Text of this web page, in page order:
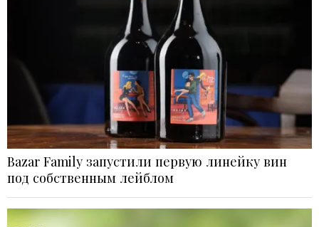
Bazar Family запустили первую линейку вин
под собственным лейблом